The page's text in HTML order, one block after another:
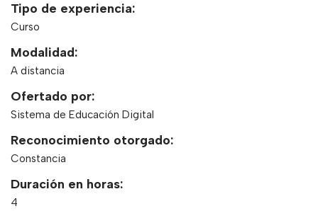
Tipo de experiencia:
Curso
Modalidad:
A distancia
Ofertado por:
Sistema de Educación Digital
Reconocimiento otorgado:
Constancia
Duración en horas:
4